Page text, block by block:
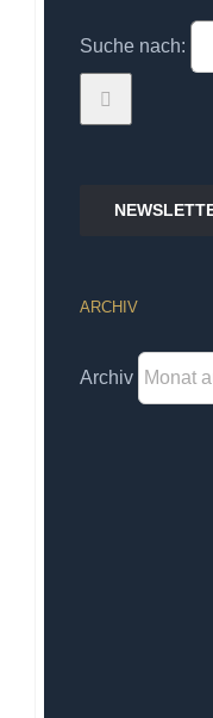
Suche nach:
ARCHIV
Archiv